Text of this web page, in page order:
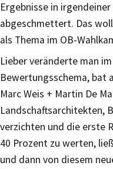
Ergebnisse in
abgeschmettert. Das
als Thema im OB-
Lieber veränderte man
Bewertungsschema, bat
Marc Weis + Martin De
Landschaftsarchitekten,
verzichten und die erste
40 Prozent zu werten,
und dann von diesem